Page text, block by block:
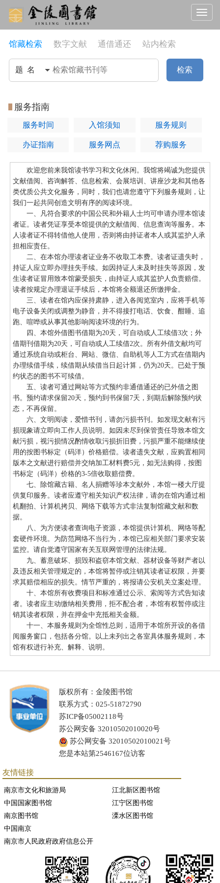
Toggle
馆藏检索 数字文献 通借通还 站内检索
检索
服务指南
服务时间 入馆须知 服务规则
办证指南 服务网点 荐购服务
欢迎您前来我馆读书学习和文化休闲。我馆将竭诚为您提供
文献借阅、咨询解答、信息检索、会展培训、讲座沙龙和其他各
类优质公共文化服务，同时，我们也请您遵守下列服务规则，让
我们一起共同创造文明有序的阅读环境。
一、凡符合要求的中国公民和外籍人士均可申请办理本馆读
者证。读者凭证享受本馆提供的文献借阅、信息查询等服务。本
人读者证不得转借他人使用，否则将由持证者本人或其监护人承
担相应责任。
二、在本馆办理读者证业务不收取工本费。读者证遗失时，
持证人应立即办理挂失手续。如因持证人未及时挂失等原因，发
生读者证冒用致本馆蒙受损失，由持证人或其监护人负责赔偿。
读者按规定办理退证手续后，本馆将全额退还所缴押金。
三、读者在馆内应保持肃静，进入各阅览室内，应将手机等
电子设备关闭或调整为静音，并不得接打电话、饮食、酣睡、追
跑、喧哗或从事其他影响阅读环境的行为。
四、本馆外借图书借期为20天，可自动或人工续借3次；外
借期刊借期为20天，可自动或人工续借2次。所有外借文献均可
通过系统自动或柜台、网站、微信、自助机等人工方式在借期内
办理续借手续，续借期从续借当日起计算，仍为20天。已处于预
约状态的图书不可续借。
五、读者可通过网站等方式预约非通借通还的已外借之图
书。预约请求保留20天，预约到书保留7天，到期后解除预约状
态，不再保留。
六、文明阅读，爱惜书刊，请勿污损书刊。如发现文献有污
损现象请立即向工作人员说明。如因未尽到保管责任导致本馆文
献污损，视污损情况酌情收取污损折旧费，污损严重不能继续使
用的按图书标定（码洋）价格赔偿。读者遗失文献，应购置相同
版本之文献进行赔偿并交纳加工材料费5元，如无法购得，按图
书标定（码洋）价格的3-5倍收取赔偿费。
七、除馆藏古籍、名人捐赠等珍本文献外，本馆一楼大厅提
供复印服务。读者应遵守相关知识产权法律，请勿在馆内通过相
机翻拍、计算机拷贝、网络下载等方式非法复制馆藏文献和数
据。
八、为方便读者查询电子资源，本馆提供计算机、网络等配
套硬件环境。为防范网络不当行为，本馆已应相关部门要求安装
监控。请自觉遵守国家有关互联网管理的法律法规。
九、蓄意破坏、损毁和盗窃本馆文献、器材设备等财产者以
及违反相关管理规定的，本馆将暂停或注销其读者证权限，并要
求其赔偿相应的损失。情节严重的，将报请公安机关立案处理。
十、本馆所有收费项目和标准通过公示、索阅等方式告知读
者。读者应主动缴纳相关费用，拒不配合者，本馆有权暂停或注
销其读者权限，并在押金中充抵相关金额。
十一、本服务规则为全馆性总则，适用于本馆所开设的各借
阅服务窗口，包括各分馆。以上未列出之各室具体服务规则，本
馆有权进行补充、解释、说明。
版权所有：金陵图书馆
联系方式：025-51872790
苏ICP备05002118号
苏公网安备 32010502010020号
苏公网安备 32010502010021号
您是本站第2546167位访客
友情链接
南京市文化和旅游局
中国国家图书馆
南京图书馆
中国南京
南京市人民政府政府信息公开
江北新区图书馆
江宁区图书馆
溧水区图书馆